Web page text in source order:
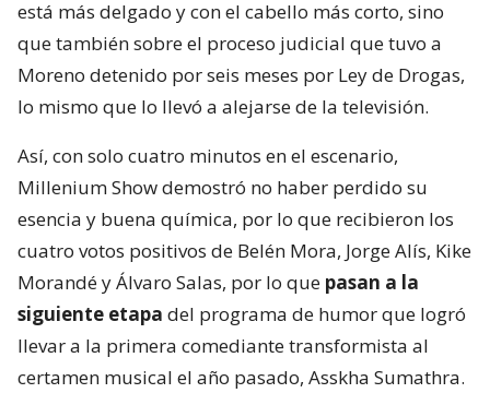
está más delgado y con el cabello más corto, sino
que también sobre el proceso judicial que tuvo a
Moreno detenido por seis meses por Ley de Drogas,
lo mismo que lo llevó a alejarse de la televisión.
Así, con solo cuatro minutos en el escenario,
Millenium Show demostró no haber perdido su
esencia y buena química, por lo que recibieron los
cuatro votos positivos de Belén Mora, Jorge Alís, Kike
Morandé y Álvaro Salas, por lo que pasan a la
siguiente etapa del programa de humor que logró
llevar a la primera comediante transformista al
certamen musical el año pasado, Asskha Sumathra.